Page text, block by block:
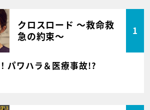
クロスロード ～救命救
急の約束～
1
パワハラ＆医療事故!?